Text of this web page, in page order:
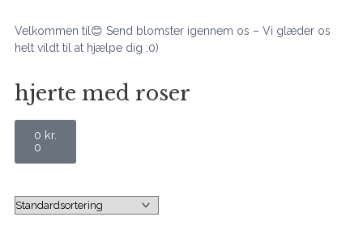
Velkommen til😊 Send blomster igennem os – Vi glæder os
helt vildt til at hjælpe dig :0)
hjerte med roser
0 kr.
0
Kurv
Prisinterval: